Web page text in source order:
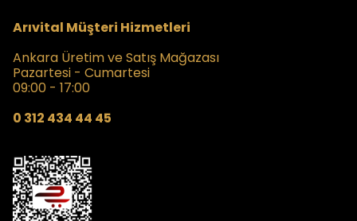
Arıvital Müşteri Hizmetleri
Ankara Üretim ve Satış Mağazası
Pazartesi - Cumartesi
09:00 - 17:00
0 312 434 44 45